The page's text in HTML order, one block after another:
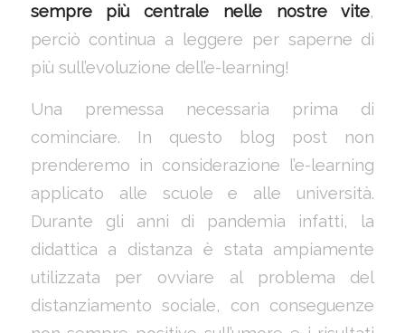
sempre più centrale nelle nostre vite,
perciò continua a leggere per saperne di
più sull’evoluzione dell’e-learning!
Una premessa necessaria prima di
cominciare. In questo blog post non
prenderemo in considerazione l’e-learning
applicato alle scuole e alle università.
Durante gli anni di pandemia infatti, la
didattica a distanza è stata ampiamente
utilizzata per ovviare al problema del
distanziamento sociale, con conseguenze